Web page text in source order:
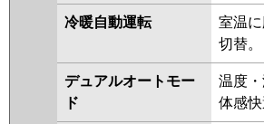
三菱電機 PCZ-
ZRMP80SK5
PCZ-
ZRMP80SKL3
PCZ-
冷暖自動運転
室温
切替。
デュアルオートモー
ド
温度
体感快